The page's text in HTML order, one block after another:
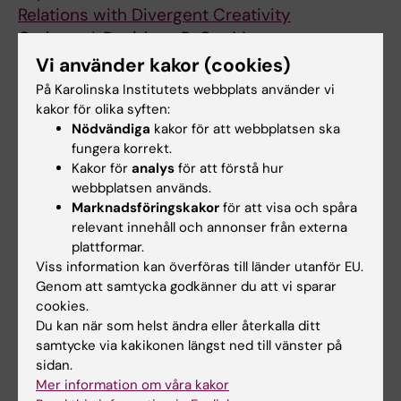
Relations with Divergent Creativity
Carlsson I; Davidson P; Ors M
ARTICLE:NEUROBIOLOGY OF LEARNING AND
MEMORY. 2018;151:18-27
A more generalized fear response after a
daytime nap
Davidson P; Carlsson I; Jonsson P; Johansson
ARTICLE:JOURNAL OF SLEEP RESEARCH.
2016;25(1):88-95
Sleep and the generalization of fear learning
Davidson P; Carlsson I; Jonsson P; Johansson
Alla författare
Alla övriga publikationer
Vi använder kakor (cookies)
På Karolinska Institutets webbplats använder vi
kakor för olika syften:
Nödvändiga kakor för att webbplatsen ska
fungera korrekt.
Kakor för analys för att förstå hur
webbplatsen används.
Marknadsföringskakor för att visa och spåra
relevant innehåll och annonser från externa
plattformar.
Viss information kan överföras till länder utanför EU.
Genom att samtycka godkänner du att vi sparar
cookies.
Du kan när som helst ändra eller återkalla ditt
samtycke via kakikonen längst ned till vänster på
sidan.
Mer information om våra kakor